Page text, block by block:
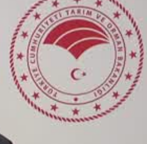
Hayata
Tarım
Ceza ve
Devamını